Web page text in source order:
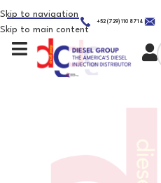
Skip to navigation
Skip to main content
+52 (729) 110 8714